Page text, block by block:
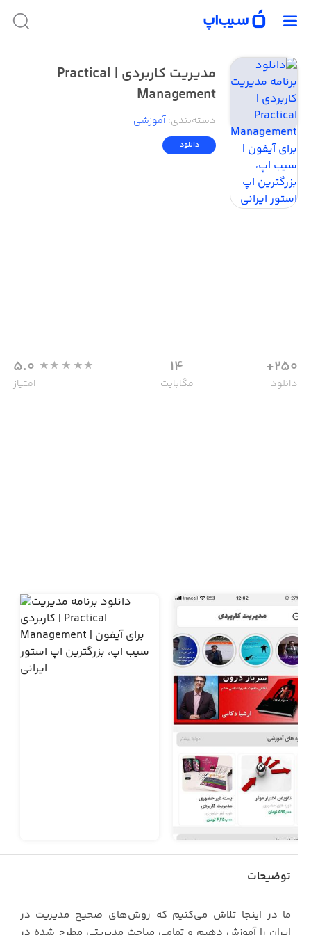
مدیریت کاربردی | Practical
Management
دسته‌بندی:آموزشی
دانلود
250+
دانلود
14
مگابایت
5.0
امتیاز
توضیحات
ما در اینجا تلاش می‌کنیم که روش‌های صحیح مدیریت در